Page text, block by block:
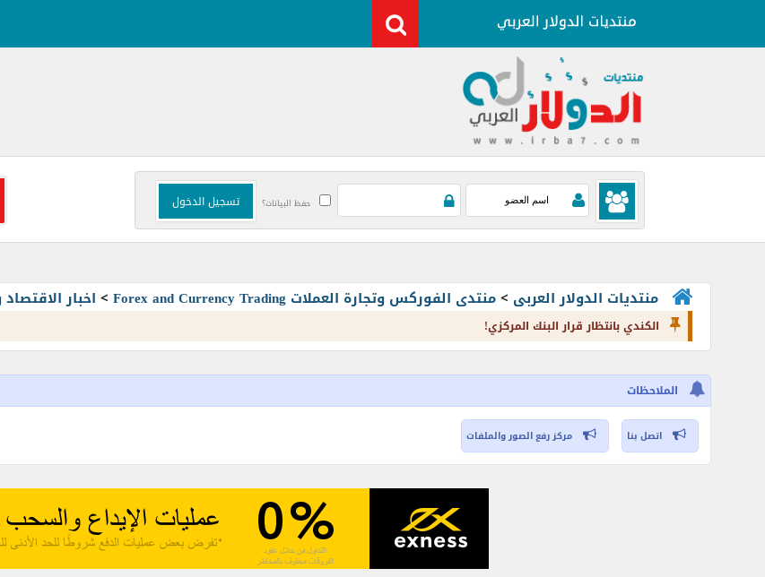
حفظ البيانات؟
منتديات الدولار العربى >منتدى الفوركس وتجارة العملات Forex and Currency Trading > اخبار
الكندي بانتظار قرار البنك المركزي!
الملاحظات
اتصل بنا مركز رفع الصور والملفات